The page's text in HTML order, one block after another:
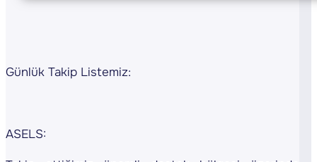
Günlük Takip Listemiz:
ASELS: